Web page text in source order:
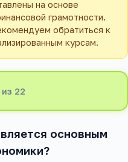
на основе
грамотности.
обратиться к
курсам.
из 22
основным